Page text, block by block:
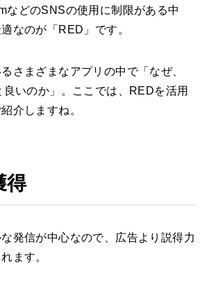
などのSNSの使用に制限がある中
なのが「RED」です。
さまざまなアプリの中で「なぜ、
いのか」。ここでは、REDを活用
介しますね。
得
発信が中心なので、広告より説得力
ます。